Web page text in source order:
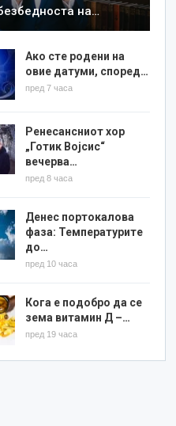
на…
Ако сте родени на
овие датуми, според…
пред 7 часа
Ренесансниот хор
„Готик Војсис“
вечерва…
пред 8 часа
Денес портокалова
фаза: Температурите
до…
пред 10 часа
Кога е подобро да се
зема витамин Д –…
пред 19 часа